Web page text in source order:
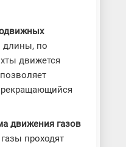
по
движется
движения газов
проходят